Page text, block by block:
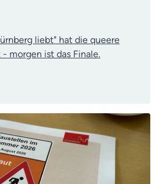
liebt" hat die queere
morgen ist das Finale.